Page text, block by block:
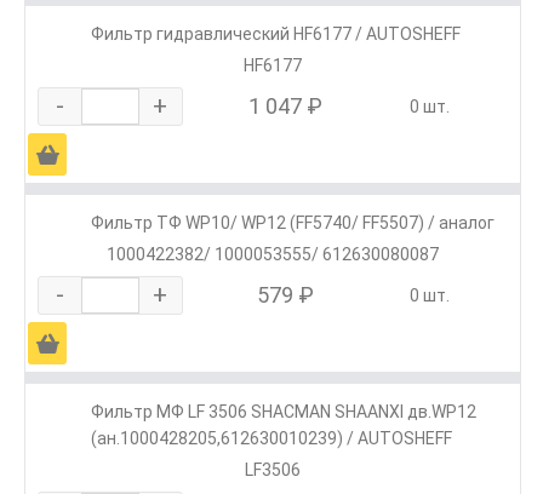
Фильтр гидравлический HF6177 / AUTOSHEFF
HF6177
- + 1 047 ₽ 0 шт.
Ä
Фильтр ТФ WP10/ WP12 (FF5740/ FF5507) / аналог
1000422382/ 1000053555/ 612630080087
- + 579 ₽ 0 шт.
Ä
Фильтр МФ LF 3506 SHACMAN SHAANXI дв.WP12
(ан.1000428205,612630010239) / AUTOSHEFF
LF3506